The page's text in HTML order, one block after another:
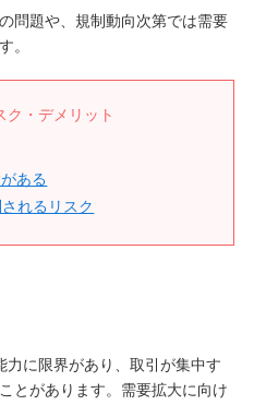
問題や、規制動向次第では需要
。
ク・デメリット
ある
れるリスク
に限界があり、取引が集中す
とがあります。需要拡大に向け